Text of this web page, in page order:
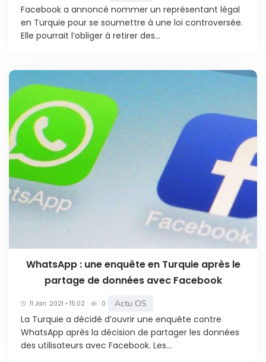
Facebook a annoncé nommer un représentant légal
en Turquie pour se soumettre à une loi controversée.
Elle pourrait l’obliger à retirer des...
WhatsApp : une enquête en Turquie après le
partage de données avec Facebook
11 Jan. 2021 • 15:02 0 Actu OS
La Turquie a décidé d’ouvrir une enquête contre
WhatsApp après la décision de partager les données
des utilisateurs avec Facebook. Les...